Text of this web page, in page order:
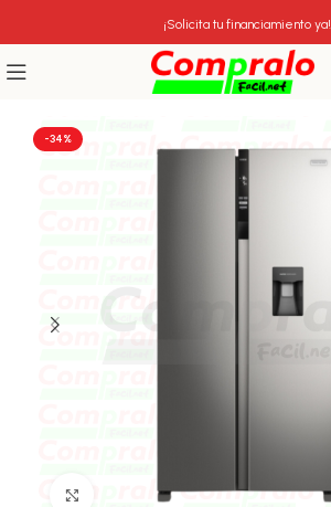
¡Solicita tu financiamiento ya!
-34%
Click para agrandar